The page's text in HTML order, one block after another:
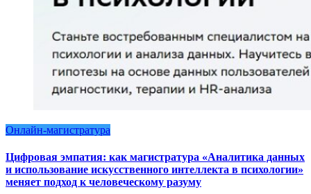
Онлайн-магистратура
Цифровая эмпатия: как магистратура «Аналитика данных
и использование искусственного интеллекта в психологии»
меняет подход к человеческому разуму